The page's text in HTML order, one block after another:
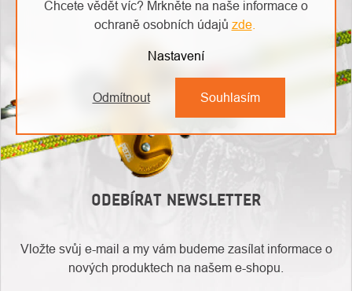
Chcete vědět víc? Mrkněte na naše informace o
ochraně osobních údajů zde.
Nastavení
Odmítnout Souhlasím
ODEBÍRAT NEWSLETTER
Vložte svůj e-mail a my vám budeme zasílat informace o
nových produktech na našem e-shopu.